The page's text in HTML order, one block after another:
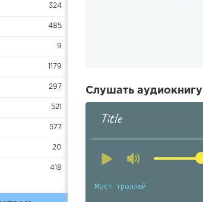
324
485
9
1179
297
521
577
20
418
Слушать
Title
Мост троллей